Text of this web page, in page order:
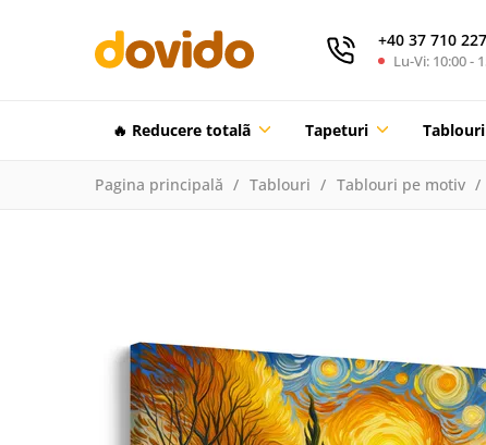
+40 37 710
Lu-Vi: 10:00 -
🔥 Reducere totalã Tapeturi Tablouri
Pagina principală Tablouri Tablouri pe motiv